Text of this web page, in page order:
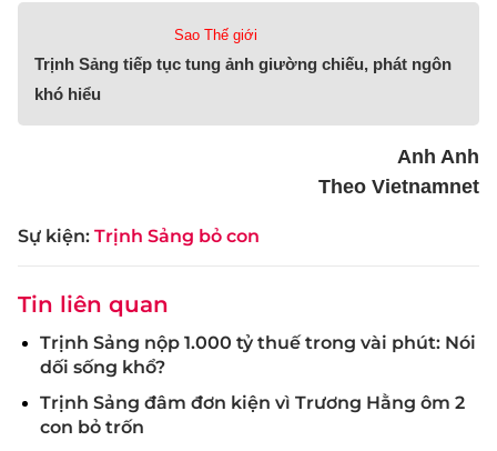
Sự kiện: Trịnh Sảng bỏ con
Sao Thế giới
Trịnh Sảng tiếp tục tung ảnh giường chiếu, phát ngôn
khó hiểu
Anh Anh
Theo Vietnamnet
Tin liên quan
Trịnh Sảng nộp 1.000 tỷ thuế trong vài phút: Nói
dối sống khổ?
Trịnh Sảng đâm đơn kiện vì Trương Hằng ôm 2
con bỏ trốn